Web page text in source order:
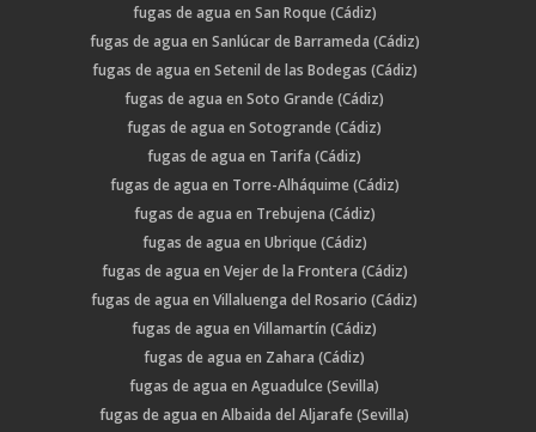
fugas de agua en San Roque (Cádiz)
fugas de agua en Sanlúcar de Barrameda (Cádiz)
fugas de agua en Setenil de las Bodegas (Cádiz)
fugas de agua en Soto Grande (Cádiz)
fugas de agua en Sotogrande (Cádiz)
fugas de agua en Tarifa (Cádiz)
fugas de agua en Torre-Alháquime (Cádiz)
fugas de agua en Trebujena (Cádiz)
fugas de agua en Ubrique (Cádiz)
fugas de agua en Vejer de la Frontera (Cádiz)
fugas de agua en Villaluenga del Rosario (Cádiz)
fugas de agua en Villamartín (Cádiz)
fugas de agua en Zahara (Cádiz)
fugas de agua en Aguadulce (Sevilla)
fugas de agua en Albaida del Aljarafe (Sevilla)